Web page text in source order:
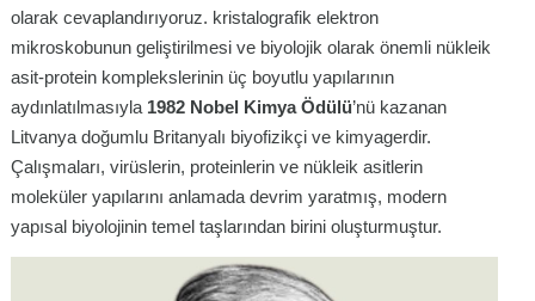
olarak cevaplandırıyoruz. kristalografik elektron
mikroskobunun geliştirilmesi ve biyolojik olarak önemli nükleik
asit-protein komplekslerinin üç boyutlu yapılarının
aydınlatılmasıyla 1982 Nobel Kimya Ödülü’nü kazanan
Litvanya doğumlu Britanyalı biyofizikçi ve kimyagerdir.
Çalışmaları, virüslerin, proteinlerin ve nükleik asitlerin
moleküler yapılarını anlamada devrim yaratmış, modern
yapısal biyolojinin temel taşlarından birini oluşturmuştur.